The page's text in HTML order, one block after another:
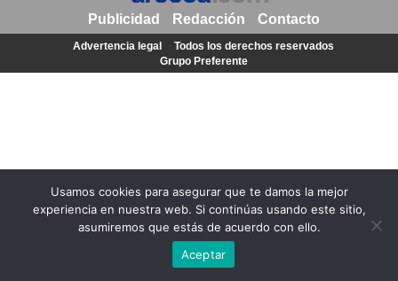
Usamos cookies para asegurar que te damos la mejor
experiencia en nuestra web. Si continúas usando este sitio,
asumiremos que estás de acuerdo con ello.
Aceptar
Publicidad Redacción Contacto
Advertencia legal
Todos los derechos reservados
Grupo Preferente